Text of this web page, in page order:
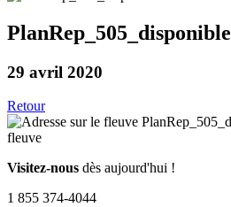
PlanRep_505_disponible
29 avril 2020
Retour
Visitez-nous dès aujourd'hui !
1 855 374-4044